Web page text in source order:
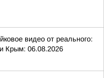
видео от реального:
Крым: 06.08.2026